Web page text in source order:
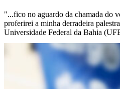
"...fico no aguardo da chamada do
proferirei a minha derradeira
Universidade Federal da Bahia